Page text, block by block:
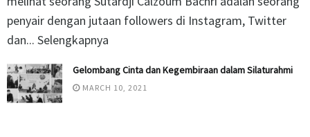
penyair dengan jutaan followers di Instagram, Twitter
dan... Selengkapnya
Gelombang Cinta dan Kegembiraan dalam Silaturahmi
MARCH 10, 2021